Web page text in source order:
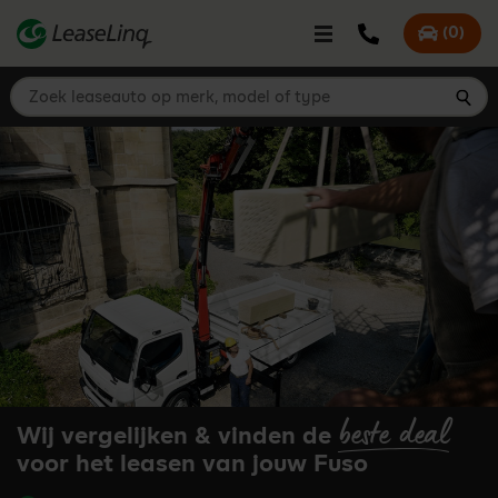
Bel LeaseLinq
Mijn
(0)
Zoek leaseauto op merk, model of type
Wij vergelijken & vinden de beste deal
voor het leasen van jouw Fuso